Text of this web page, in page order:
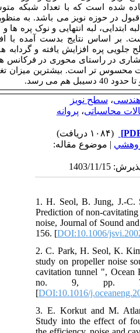
بزرگ دارای
تولید شده
با تراکم
میزان فشار
شده و میزان
پایین کمتر از 5 دسیبل اما در فرکانس های بالا
در راستای